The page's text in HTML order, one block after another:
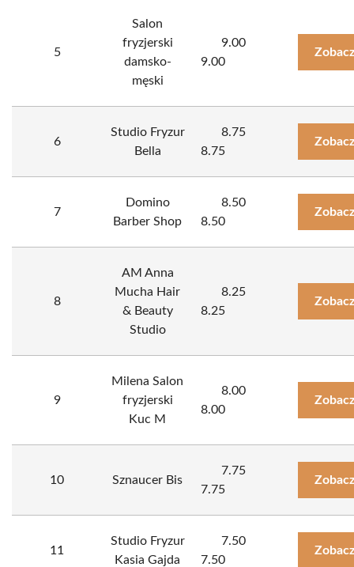
5
Salon
fryzjerski
damsko-
męski
9.00
9.00
6
Studio Fryzur
Bella
8.75
8.75
7
Domino
Barber Shop
8.50
8.50
8
AM Anna
Mucha Hair
& Beauty
Studio
8.25
8.25
9
Milena Salon
fryzjerski
Kuc M
8.00
8.00
10 Sznaucer Bis
7.75
7.75
11
Studio Fryzur
Kasia Gajda
7.50
7.50